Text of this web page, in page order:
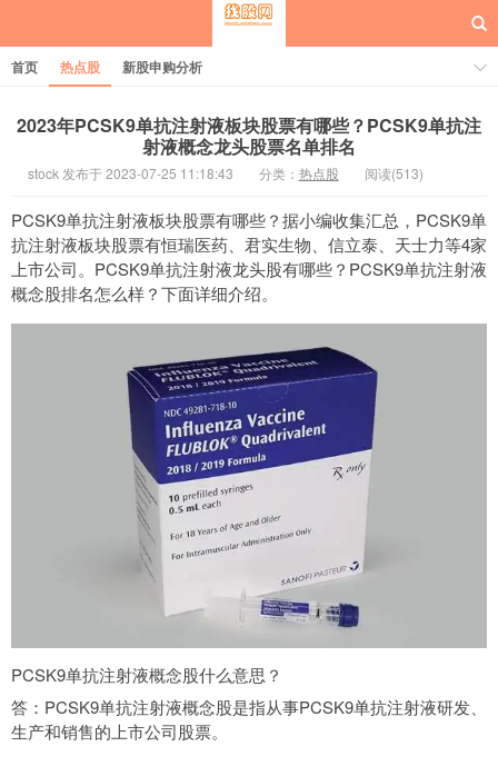
每日概念股
首页 热点股 新股申购分析
2023年PCSK9单抗注射液板块股票有哪些？PCSK9单抗注
射液概念龙头股票名单排名
stock 发布于 2023-07-25 11:18:43 分类： 热点股 阅读(513)
PCSK9单抗注射液板块股票有哪些？据小编收集汇总，PCSK9单
抗注射液板块股票有恒瑞医药、君实生物、信立泰、天士力等4家
上市公司。PCSK9单抗注射液龙头股有哪些？PCSK9单抗注射液
概念股排名怎么样？下面详细介绍。
PCSK9单抗注射液概念股什么意思？
答：PCSK9单抗注射液概念股是指从事PCSK9单抗注射液研发、
生产和销售的上市公司股票。